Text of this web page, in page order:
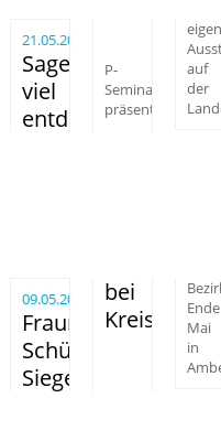
21.05.2025
Sagenhaft
viel
entdecken
P-
Seminar
präsentiert
auf
der
09.05.2025
Fraunhofer-
Schülerlotsen
Sieger
bei
Ende
Mai
in